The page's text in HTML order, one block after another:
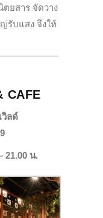
ยสาร จัดวาง
รับแสง จึงให้
CAFE
วิลด์
21.00 น.